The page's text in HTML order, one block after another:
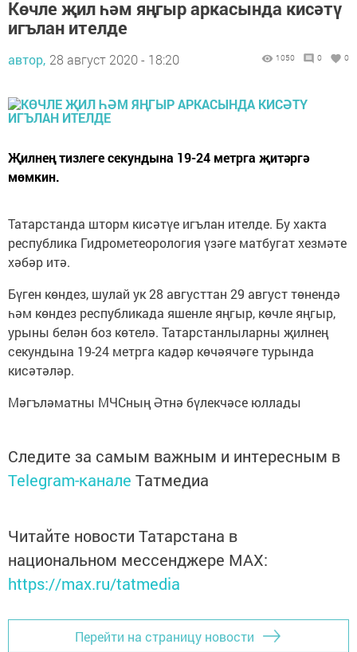
Көчле җил һәм яңгыр аркасында кисәтү
игълан ителде
автор, 28 август 2020 - 18:20 1050 0 0
Җилнең тизлеге секундына 19-24 метрга җитәргә
мөмкин.
Татарстанда шторм кисәтүе игълан ителде. Бу хакта
республика Гидрометеорология үзәге матбугат хезмәте
хәбәр итә.
Бүген көндез, шулай ук 28 августтан 29 август төнендә
һәм көндез республикада яшенле яңгыр, көчле яңгыр,
урыны белән боз көтелә. Татарстанлыларны җилнең
секундына 19-24 метрга кадәр көчәячәге турында
кисәтәләр.
Мәгъләматны МЧСның Әтнә бүлекчәсе юллады
Следите за самым важным и интересным в
Telegram-канале Татмедиа
Читайте новости Татарстана в
национальном мессенджере MАХ:
https://max.ru/tatmedia
Перейти на страницу новости